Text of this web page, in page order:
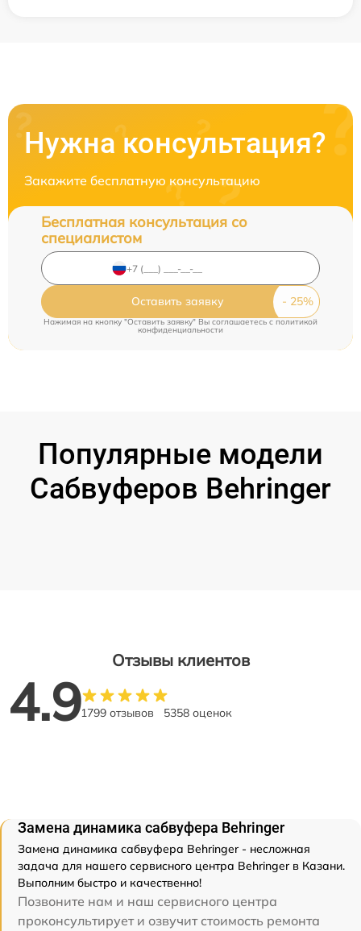
Нужна консультация?
Закажите бесплатную консультацию
Бесплатная консультация со
специалистом
Оставить заявку
Нажимая на кнопку "Оставить заявку" Вы соглашаетесь c политикой
конфиденциальности
Популярные модели
Сабвуферов Behringer
Отзывы клиентов
4.91799 отзывов 5358 оценок
Замена динамика сабвуфера Behringer
Замена динамика сабвуфера Behringer - несложная
задача для нашего сервисного центра Behringer в Казани.
Выполним быстро и качественно!
Позвоните нам и наш сервисного центра
проконсультирует и озвучит стоимость ремонта